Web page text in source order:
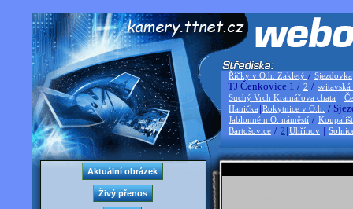
Říčky v O.h. Zakletý / Sjezdovka
TJ Čenkovice 1 / 2 / svitavská
Suchý Vrch Kramářova chata |
Hanička |Rokytnice v O.h. /
Jablonné n O. náměstí /
Bartošovice / 2 |Uhřínov |